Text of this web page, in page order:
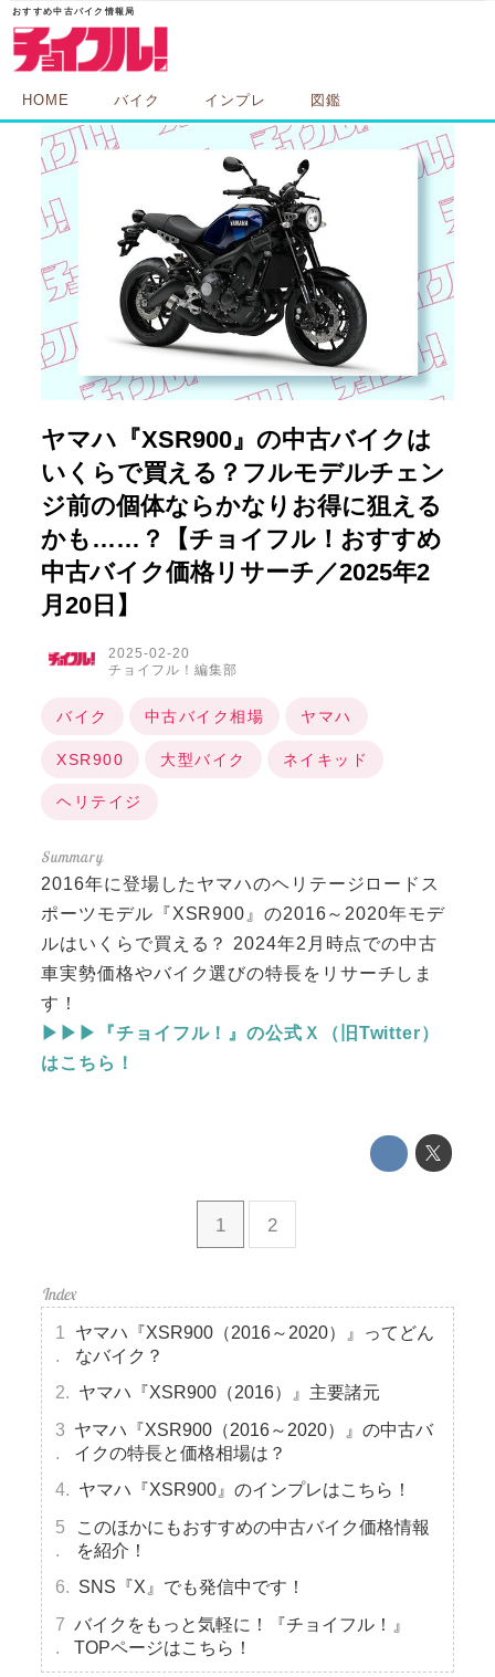
HOME バイク インプレ 図鑑
ヤマハ『XSR900』の中古バイクは
いくらで買える？フルモデルチェン
ジ前の個体ならかなりお得に狙える
かも……？【チョイフル！おすすめ
中古バイク価格リサーチ／2025年2
月20日】
2025-02-20
チョイフル！編集部
バイク 中古バイク相場 ヤマハ
XSR900 大型バイク ネイキッド
ヘリテイジ
2016年に登場したヤマハのヘリテージロードス
ポーツモデル『XSR900』の2016～2020年モデ
ルはいくらで買える？ 2024年2月時点での中古
車実勢価格やバイク選びの特長をリサーチしま
す！
▶▶▶『チョイフル！』の公式Ｘ（旧Twitter）
はこちら！
1 2
ヤマハ『XSR900（2016～2020）』ってどん
なバイク？
ヤマハ『XSR900（2016）』主要諸元
ヤマハ『XSR900（2016～2020）』の中古バ
イクの特長と価格相場は？
ヤマハ『XSR900』のインプレはこちら！
このほかにもおすすめの中古バイク価格情報
を紹介！
SNS『X』でも発信中です！
バイクをもっと気軽に！『チョイフル！』
TOPページはこちら！